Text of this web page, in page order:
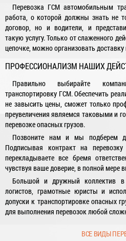
Перевозка ГСМ автомобильным
работа, о которой должны знать не
договор, но и водители, и
такую услугу. Только от слаженного
цепочке, можно организовать
ПРОФЕССИОНАЛИЗМ НАШИХ
Правильно выбирайте
транспортировку ГСМ. Обеспечить
не завысить цены, сможет только
преувеличения являемся таковыми и
перевозке опасных грузов.
Позвоните нам и мы подберем
Подписывая контракт на
перекладываете все бремя
чувствуя ваше доверие, в полной мере
Большой и дружный коллектив
логистов, грамотные юристы и
допуски к транспортировке опасных
для выполнения перевозок любой
ВСЕ ВИДЫ